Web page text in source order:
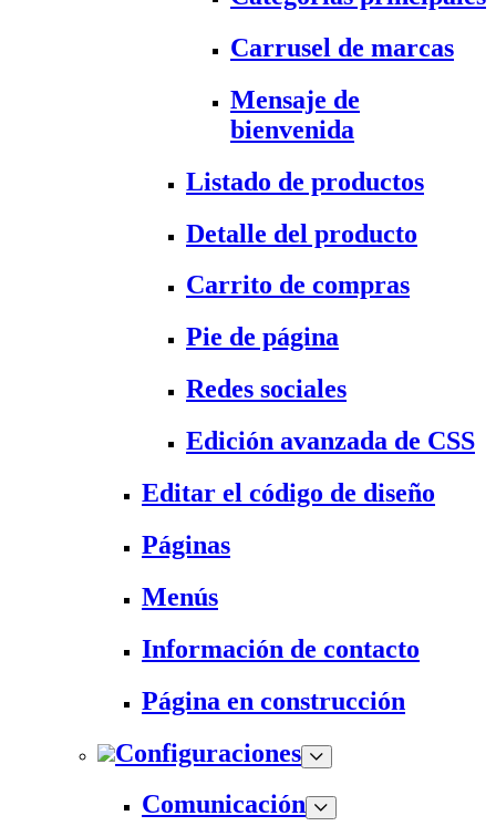
Carrusel de marcas
Mensaje de
bienvenida
Listado de productos
Detalle del producto
Carrito de compras
Pie de página
Redes sociales
Edición avanzada de CSS
Editar el código de diseño
Páginas
Menús
Información de contacto
Página en construcción
Configuraciones
Comunicación